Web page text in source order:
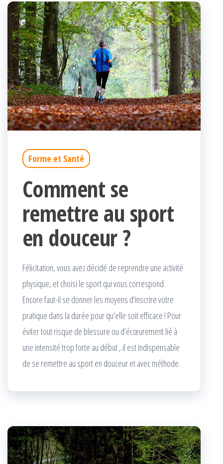
Forme et Santé
Comment se
remettre au sport
en douceur ?
Félicitation, vous avez décidé de reprendre une activité
physique, et choisi le sport qui vous correspond .
Encore faut-il se donner les moyens d’inscrire votre
pratique dans la durée pour qu’elle soit efficace ! Pour
éviter tout risque de blessure ou d’écœurement lié à
une intensité trop forte au début , il est indispensable
de se remettre au sport en douceur et avec méthode.